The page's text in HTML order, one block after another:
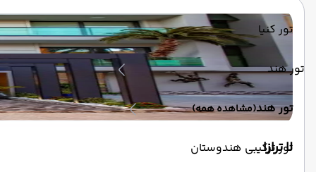
تور کنیا
تور هند
تور هند(مشاهده همه)
تور ترکیبی هندوستان
لا ترازا